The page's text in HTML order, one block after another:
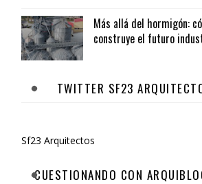
Más allá del hormigón:
construye el futuro
TWITTER SF23
Sf23 Arquitectos
CUESTIONANDO CON